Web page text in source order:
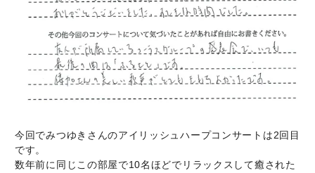
今回でみつゆきさんのアイリッシュハープコンサートは2回目
です。
数年前に同じこの部屋で10名ほどでリラックスして癒された